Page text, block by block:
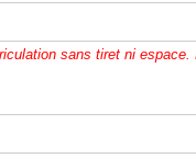
sans tiret ni